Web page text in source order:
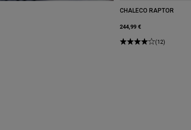
CHALECO RAPTOR
244,99 €
(12)